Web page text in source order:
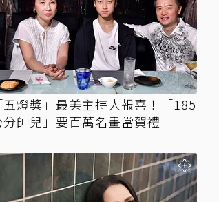
五燈獎」最美主持人報喜！「185
分帥兒」要百萬名畫當賀禮